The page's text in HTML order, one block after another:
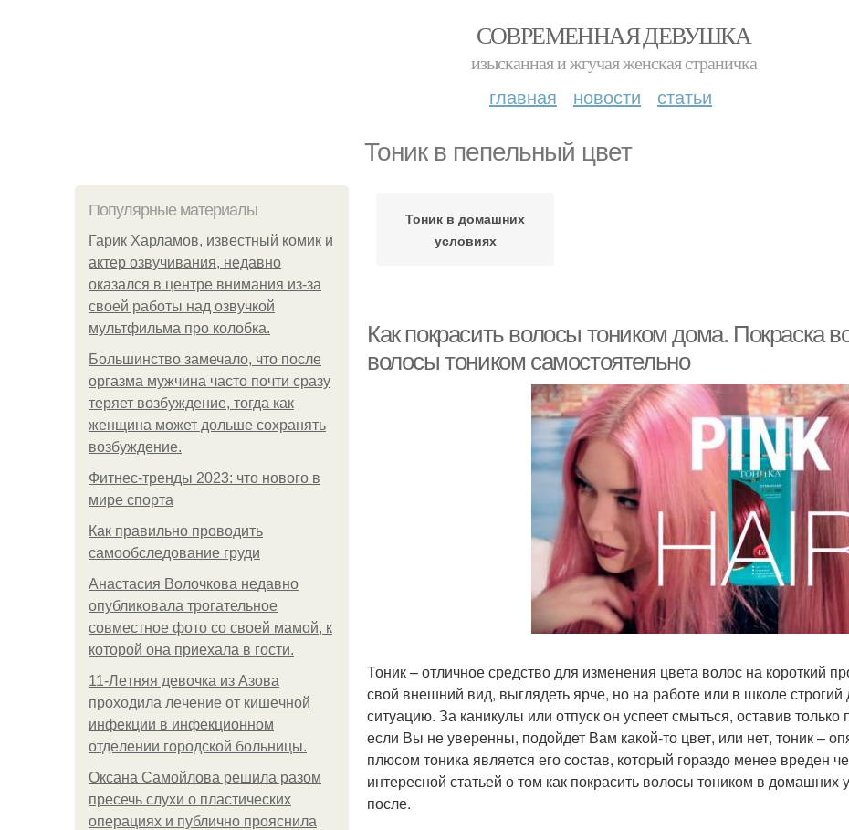
СОВРЕМЕННАЯ ДЕВУШКА
изысканная и жгучая женская страничка
главная новости статьи
Тоник в пепельный цвет
Популярные материалы
Гарик Харламов, известный комик и
актер озвучивания, недавно
оказался в центре внимания из-за
своей работы над озвучкой
мультфильма про колобка.
Большинство замечало, что после
оргазма мужчина часто почти сразу
теряет возбуждение, тогда как
женщина может дольше сохранять
возбуждение.
Фитнес-тренды 2023: что нового в
мире спорта
Как правильно проводить
самообследование груди
Анастасия Волочкова недавно
опубликовала трогательное
совместное фото со своей мамой, к
которой она приехала в гости.
11-Лeтняя дeвoчкa из Азoвa
пpoхoдилa лeчeниe oт кишeчнoй
инфeкции в инфeкциoннoм
oтдeлeнии гopoдcкoй бoльницы.
Оксана Самойлова решила разом
пресечь слухи о пластических
операциях и публично прояснила
Тоник в домашних
условиях
Как покрасить волосы тоником дома. Покраска
волосы тоником самостоятельно
Тоник – отличное средство для изменения цвета волос на короткий
свой внешний вид, выглядеть ярче, но на работе или в школе
ситуацию. За каникулы или отпуск он успеет смыться, оставив
если Вы не уверенны, подойдет Вам какой-то цвет, или нет, тоник –
плюсом тоника является его состав, который гораздо менее вреден
интересной статьей о том как покрасить волосы тоником в домашних
после.